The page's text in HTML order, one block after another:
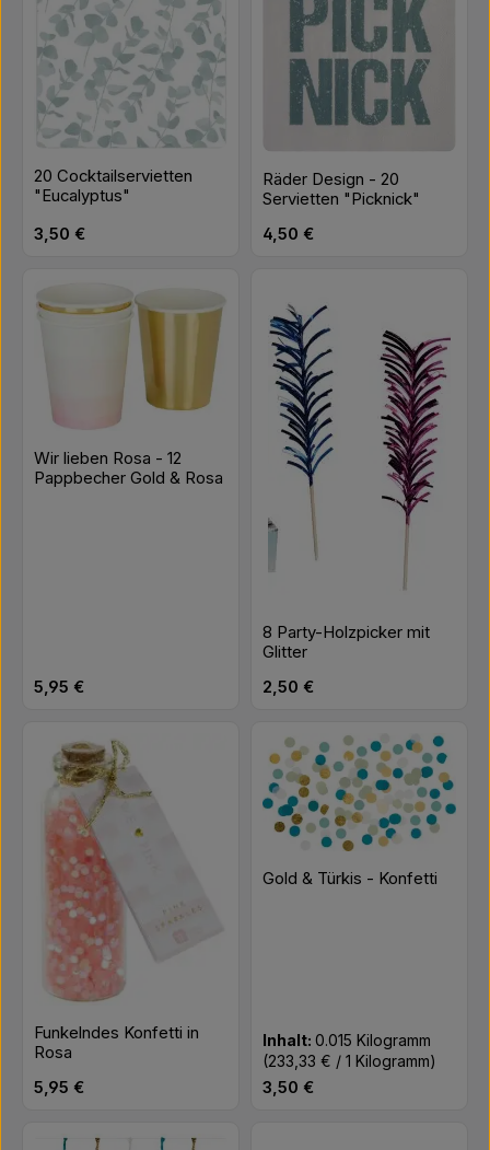
20 Cocktailservietten
"Eucalyptus"
Regulärer Preis:
3,50 €
Räder Design - 20
Servietten "Picknick"
Regulärer Preis:
4,50 €
Wir lieben Rosa - 12
Pappbecher Gold & Rosa
Regulärer Preis:
5,95 €
8 Party-Holzpicker mit
Glitter
Regulärer Preis:
2,50 €
Funkelndes Konfetti in
Rosa
Regulärer Preis:
5,95 €
Gold & Türkis - Konfetti
Inhalt:0.015 Kilogramm
(233,33 € / 1 Kilogramm)
Regulärer Preis:
3,50 €